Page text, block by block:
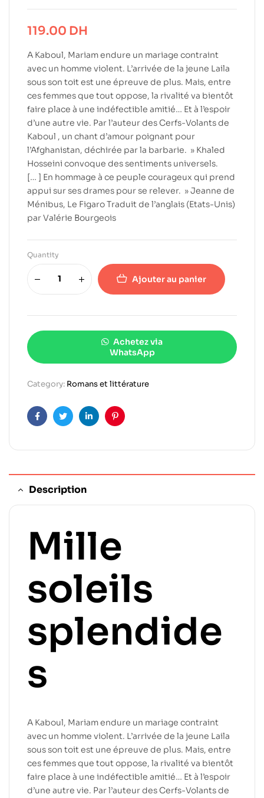
119.00 DH
A Kaboul, Mariam endure un mariage contraint
avec un homme violent. L’arrivée de la jeune Laila
sous son toit est une épreuve de plus. Mais, entre
ces femmes que tout oppose, la rivalité va bientôt
faire place à une indéfectible amitié… Et à l’espoir
d’une autre vie. Par l’auteur des Cerfs-Volants de
Kaboul , un chant d’amour poignant pour
l’Afghanistan, déchirée par la barbarie. » Khaled
Hosseini convoque des sentiments universels.
[… ] En hommage à ce peuple courageux qui prend
appui sur ses drames pour se relever. » Jeanne de
Ménibus, Le Figaro Traduit de l’anglais (Etats-Unis)
par Valérie Bourgeois
Quantity
Ajouter au panier
Achetez via
WhatsApp
Category: Romans et littérature
FacebookTwitterLinkedinPinterest
Description
Mille
soleils
splendide
s
A Kaboul, Mariam endure un mariage contraint
avec un homme violent. L’arrivée de la jeune Laila
sous son toit est une épreuve de plus. Mais, entre
ces femmes que tout oppose, la rivalité va bientôt
faire place à une indéfectible amitié… Et à l’espoir
d’une autre vie. Par l’auteur des Cerfs-Volants de